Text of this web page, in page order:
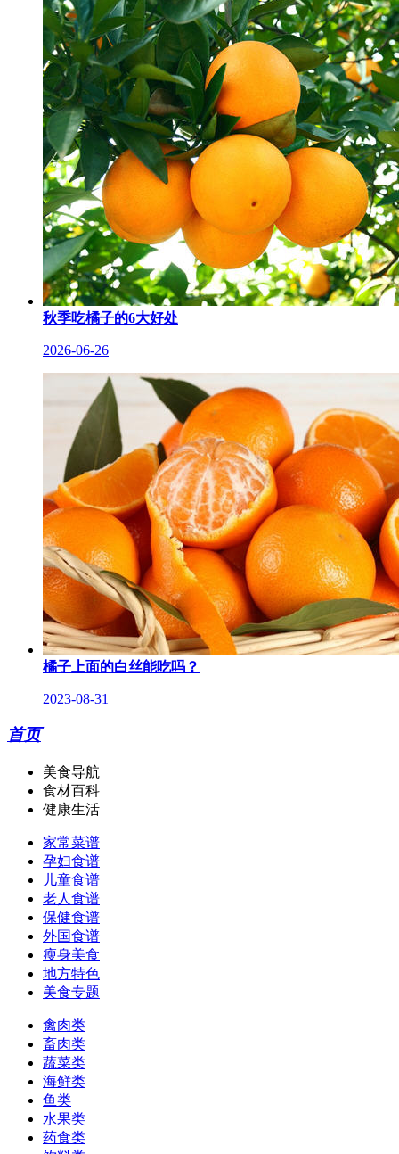
秋季吃橘子的6大好处
2026-06-26
橘子上面的白丝能吃吗？
2023-08-31
首页
美食导航
食材百科
健康生活
家常菜谱
孕妇食谱
儿童食谱
老人食谱
保健食谱
外国食谱
瘦身美食
地方特色
美食专题
禽肉类
畜肉类
蔬菜类
海鲜类
鱼类
水果类
药食类